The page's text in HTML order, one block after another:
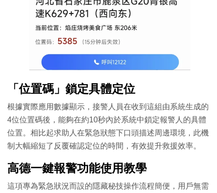
「位置碼」鎖定具體定位
根據實際應用數據顯示，接警人員在收到這組由系統生成的
4位位置碼後，能夠在約10秒內於系統中鎖定報警人的具體
位置。相比起求助人在緊急狀態下口頭描述周邊環境，此機
制大幅縮短了反覆確認定位的時間，有效提升救援效率。
高德一鍵報警功能使用教學
這項專為緊急狀況而設的隱藏秘技操作流程簡便，用戶無需